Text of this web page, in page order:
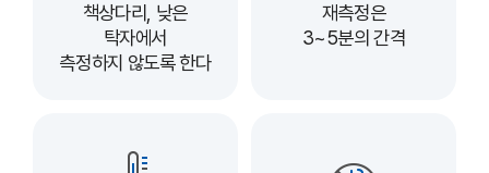
책상다리, 낮은
탁자에서
측정하지 않도록 한다
재측정은
3~5분의 간격